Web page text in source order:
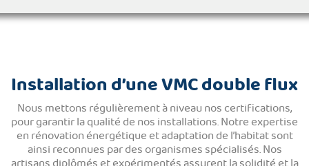
Installation d’une VMC double flux
Nous mettons régulièrement à niveau nos certifications,
pour garantir la qualité de nos installations. Notre expertise
en rénovation énergétique et adaptation de l’habitat sont
ainsi reconnues par des organismes spécialisés. Nos